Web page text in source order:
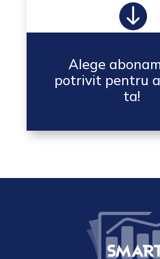

Alege
potrivit pentru
ta!